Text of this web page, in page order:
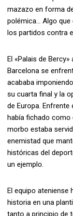
mazazo en forma
polémica… Algo
los partidos contra
El «Palais de Bercy»
Barcelona se
acababa
su cuarta final y la
de Europa. Enfrente
había fichado como
morbo estaba
enemistad que
históricas del
un ejemplo.
El equipo ateniense
historia en una
tanto a principio de